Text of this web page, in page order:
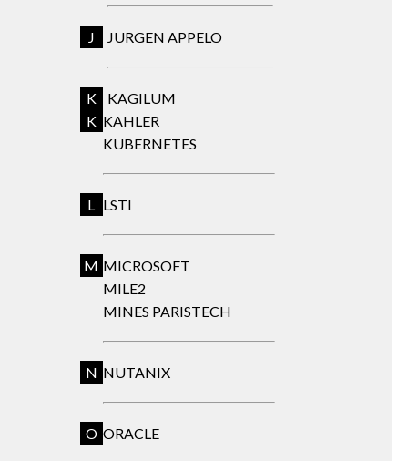
J JURGEN APPELO
K
KAGILUM
K KAHLER
KUBERNETES
L LSTI
M MICROSOFT
MILE2
MINES PARISTECH
N NUTANIX
O ORACLE